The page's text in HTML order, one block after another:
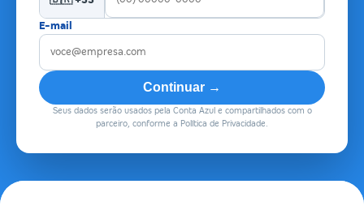
E-mail
Continuar →
Seus dados serão usados pela Conta Azul e compartilhados com o
parceiro, conforme a Política de Privacidade.